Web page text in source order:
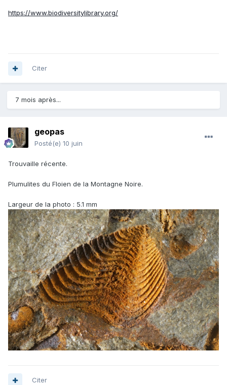
https://www.biodiversitylibrary.org/
Citer
7 mois après...
geopas
Posté(e) 10 juin
Trouvaille récente.
Plumulites du Floien de la Montagne Noire.
Largeur de la photo : 5.1 mm
Citer